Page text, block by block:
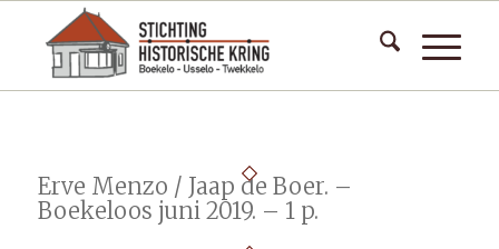
Erve Menzo / Jaap de Boer. –
Boekeloos juni 2019. – 1 p.